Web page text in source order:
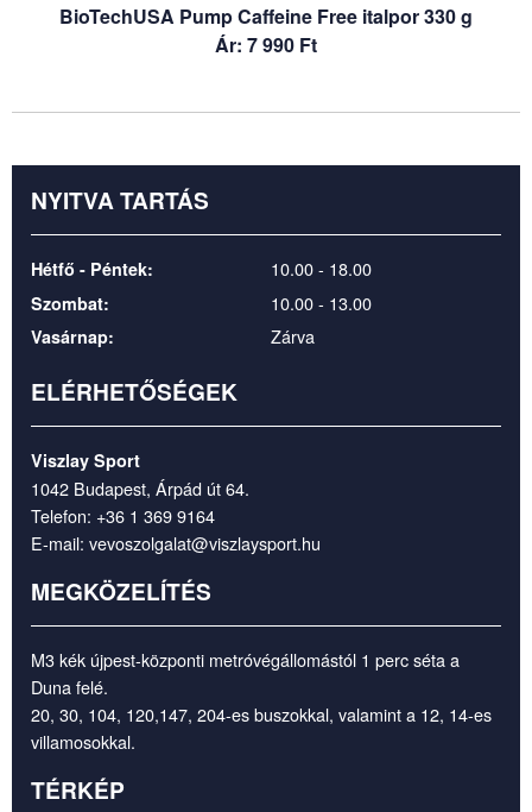
BioTechUSA Pump Caffeine Free italpor 330 g
Ár: 7 990 Ft
NYITVA TARTÁS
Hétfő - Péntek: 10.00 - 18.00
Szombat: 10.00 - 13.00
Vasárnap: Zárva
ELÉRHETŐSÉGEK
Viszlay Sport
1042 Budapest, Árpád út 64.
Telefon: +36 1 369 9164
E-mail: vevoszolgalat@viszlaysport.hu
MEGKÖZELÍTÉS
M3 kék újpest-központi metróvégállomástól 1 perc séta a
Duna felé.
20, 30, 104, 120,147, 204-es buszokkal, valamint a 12, 14-es
villamosokkal.
TÉRKÉP